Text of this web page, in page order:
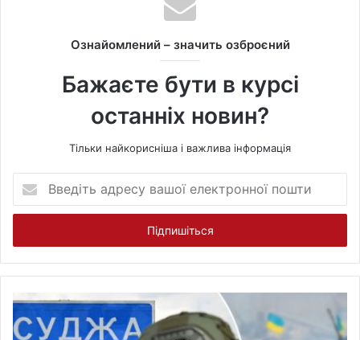
i
e
Ознайомлений – значить озброєний
Бажаєте бути в курсі
останніх новин?
Тільки найкорисніша і важлива інформація
е
і
т
а
д
р